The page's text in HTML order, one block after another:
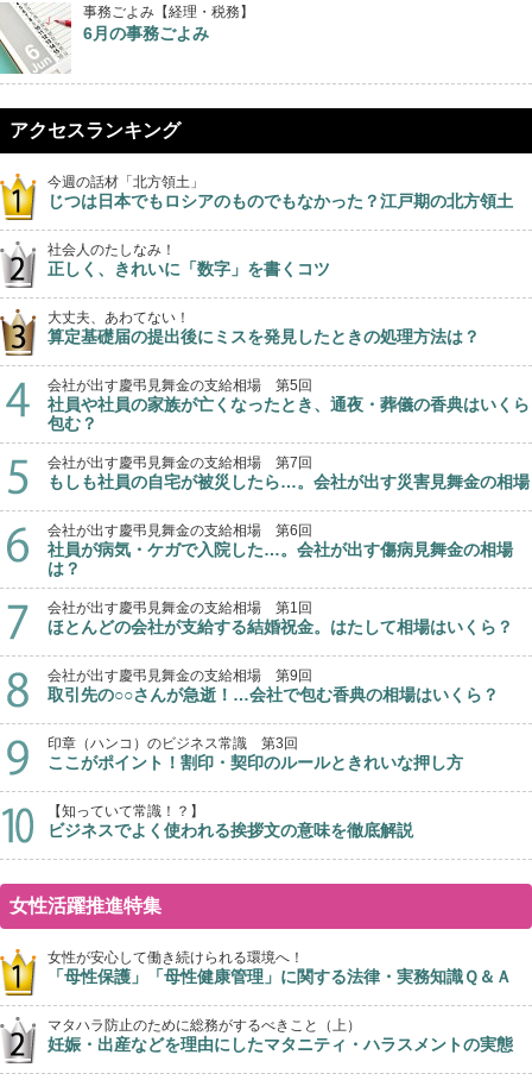
事務ごよみ【経理・税務】
6月の事務ごよみ
アクセスランキング
今週の話材「北方領土」
じつは日本でもロシアのものでもなかった？江戸期の北方領土
社会人のたしなみ！
正しく、きれいに「数字」を書くコツ
大丈夫、あわてない！
算定基礎届の提出後にミスを発見したときの処理方法は？
会社が出す慶弔見舞金の支給相場 第5回
社員や社員の家族が亡くなったとき、通夜・葬儀の香典はいくら
包む？
会社が出す慶弔見舞金の支給相場 第7回
もしも社員の自宅が被災したら…。会社が出す災害見舞金の相場
会社が出す慶弔見舞金の支給相場 第6回
社員が病気・ケガで入院した…。会社が出す傷病見舞金の相場
は？
会社が出す慶弔見舞金の支給相場 第1回
ほとんどの会社が支給する結婚祝金。はたして相場はいくら？
会社が出す慶弔見舞金の支給相場 第9回
取引先の○○さんが急逝！…会社で包む香典の相場はいくら？
印章（ハンコ）のビジネス常識 第3回
ここがポイント！割印・契印のルールときれいな押し方
【知っていて常識！？】
ビジネスでよく使われる挨拶文の意味を徹底解説
女性活躍推進特集
女性が安心して働き続けられる環境へ！
「母性保護」「母性健康管理」に関する法律・実務知識Ｑ＆Ａ
マタハラ防止のために総務がするべきこと（上）
妊娠・出産などを理由にしたマタニティ・ハラスメントの実態